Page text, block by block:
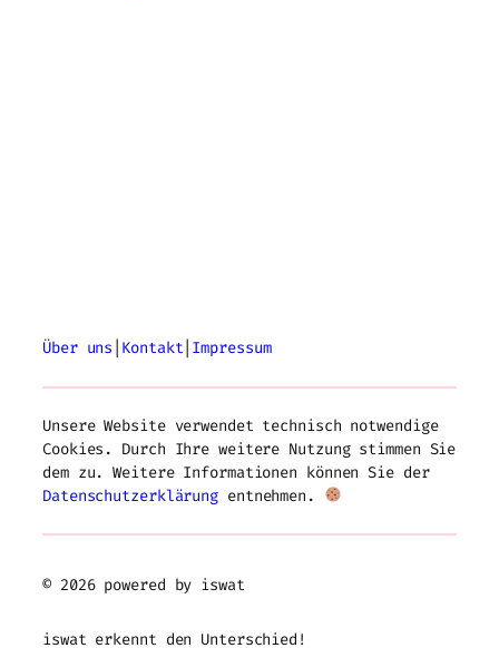
Über uns Kontakt Impressum
Unsere Website verwendet technisch notwendige
Cookies. Durch Ihre weitere Nutzung stimmen Sie
dem zu. Weitere Informationen können Sie der
Datenschutzerklärung entnehmen.
© 2026 powered by iswat
iswat erkennt den Unterschied!